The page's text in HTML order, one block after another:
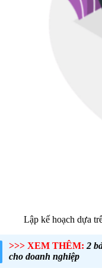
Lập kế hoạch dựa
>>> XEM THÊM: 2
cho doanh nghiệp